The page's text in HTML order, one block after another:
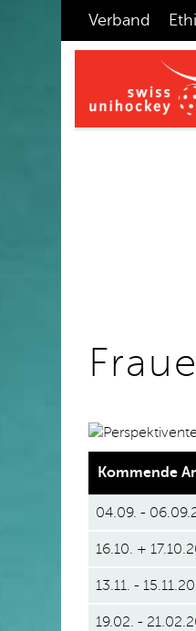
Verband
Kommende
04.09. -
16.10. +
13.11. -
19.02. -